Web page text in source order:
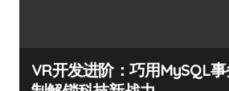
VR开发进阶：巧用MySQL